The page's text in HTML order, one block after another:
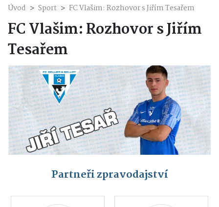
Úvod Sport FC Vlašim: Rozhovor s Jiřím Tesařem
FC Vlašim: Rozhovor s Jiřím
Tesařem
Partneři zpravodajství